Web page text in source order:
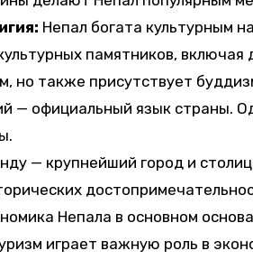
Непал богата культурным
памятников,
но также присутствует
— официальный язык страны.
— крупнейший город и
Непала в основном
играет важную роль в